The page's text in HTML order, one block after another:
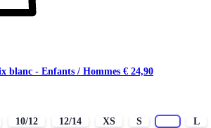
blanc - Enfants / Hommes € 24,90
10/12 12/14 XS S
L